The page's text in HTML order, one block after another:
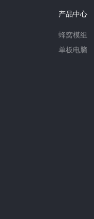
产品中心
蜂窝模组
单板电脑